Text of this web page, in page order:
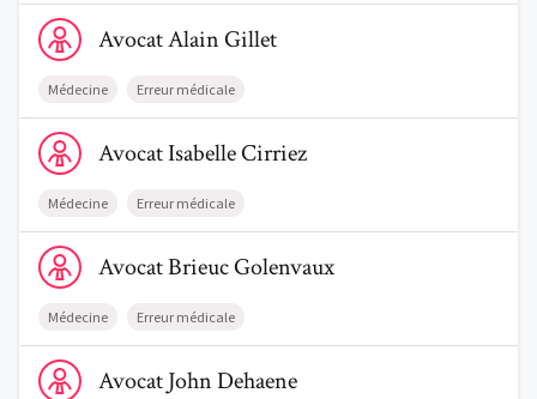
Voir le profil de AvocatAlain Gillet
AvocatAlainGillet
Médecine Erreur médicale
Voir le profil de AvocatIsabelle Cirriez
AvocatIsabelleCirriez
Médecine Erreur médicale
Voir le profil de AvocatBrieuc Golenvaux
AvocatBrieucGolenvaux
Médecine Erreur médicale
Voir le profil de AvocatJohn Dehaene
AvocatJohnDehaene